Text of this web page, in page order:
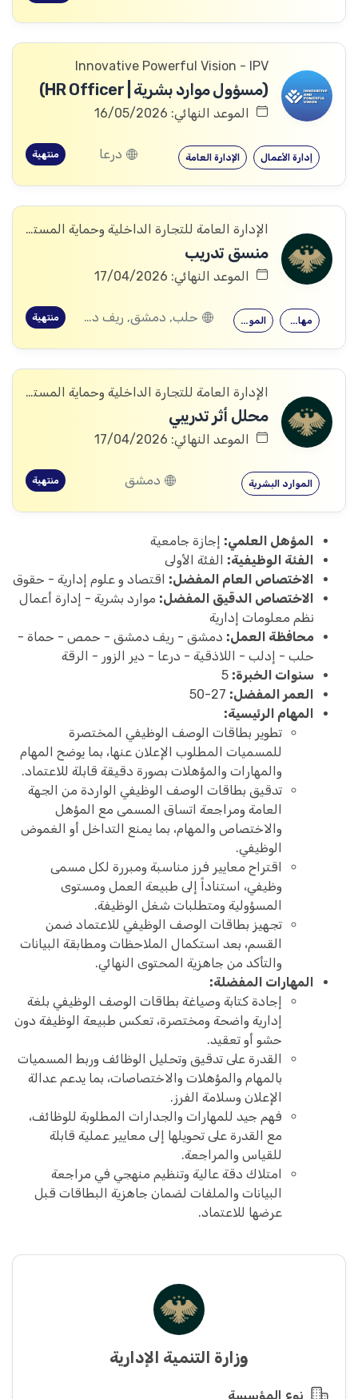
Innovative Powerful Vision - IPV
(مسؤول موارد بشرية | HR Officer)
الموعد النهائي: 16/05/2026
الإدارة العامة إدارة الأعمال درعا منتهية
الإدارة العامة للتجارة الداخلية وحماية المستهلك
منسق تدريب
الموعد النهائي: 17/04/2026
الموارد البشرية مهارات التدريب حلب, دمشق, ريف دمشق, ديرالزور, درعا, إدلب, القنيطرة, حمص, الحسكة, حماة منتهية
الإدارة العامة للتجارة الداخلية وحماية المستهلك
محلل أثر تدريبي
الموعد النهائي: 17/04/2026
الموارد البشرية دمشق منتهية
المؤهل العلمي: إجازة جامعية
الفئة الوظيفية: الفئة الأولى
الاختصاص العام المفضل: اقتصاد و علوم إدارية - حقوق
الاختصاص الدقيق المفضل: موارد بشرية - إدارة أعمال
نظم معلومات إدارية
محافظة العمل: دمشق - ريف دمشق - حمص - حماة -
حلب - إدلب - اللاذقية - درعا - دير الزور - الرقة
سنوات الخبرة:
العمر المفضل:
المهام الرئيسية:
تطوير بطاقات الوصف الوظيفي المختصرة
للمسميات المطلوب الإعلان عنها، بما يوضح المهام
والمهارات والمؤهلات بصورة دقيقة قابلة للاعتماد.
تدقيق بطاقات الوصف الوظيفي الواردة من الجهة
العامة ومراجعة اتساق المسمى مع المؤهل
والاختصاص والمهام، بما يمنع التداخل أو الغموض
الوظيفي.
اقتراح معايير فرز مناسبة ومبررة لكل مسمى
وظيفي، استناداً إلى طبيعة العمل ومستوى
المسؤولية ومتطلبات شغل الوظيفة.
تجهيز بطاقات الوصف الوظيفي للاعتماد ضمن
القسم، بعد استكمال الملاحظات ومطابقة البيانات
والتأكد من جاهزية المحتوى النهائي.
المهارات المفضلة:
إجادة كتابة وصياغة بطاقات الوصف الوظيفي بلغة
إدارية واضحة ومختصرة، تعكس طبيعة الوظيفة دون
حشو أو تعقيد.
القدرة على تدقيق وتحليل الوظائف وربط المسميات
بالمهام والمؤهلات والاختصاصات، بما يدعم عدالة
الإعلان وسلامة الفرز.
فهم جيد للمهارات والجدارات المطلوبة للوظائف،
مع القدرة على تحويلها إلى معايير عملية قابلة
للقياس والمراجعة.
امتلاك دقة عالية وتنظيم منهجي في مراجعة
البيانات والملفات لضمان جاهزية البطاقات قبل
عرضها للاعتماد.
وزارة التنمية الإدارية
نوع المؤسسة